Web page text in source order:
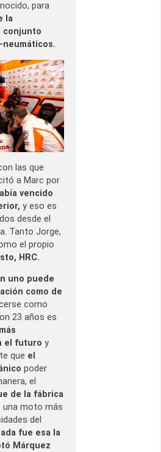
para
la
conjunto
las que
a Marc por
vencido
y eso es
desde el
Tanto Jorge,
el propio
HRC.
uno puede
como de
como
23 años es
el futuro y
que el
poder
el
de la fábrica
una moto más
del
fue esa la
Márquez